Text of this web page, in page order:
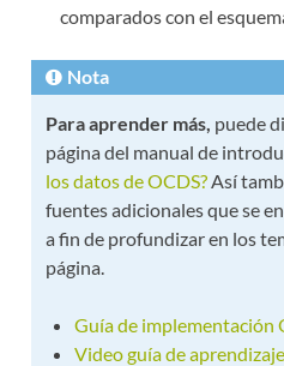
comparados con el
Nota
Para aprender más, puede
página del manual de
los datos de OCDS?Así
fuentes adicionales que se
a fin de profundizar en los
página.
Guía de implementación
Video guía de